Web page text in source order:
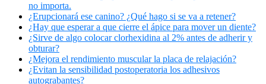
no importa.
¿Erupcionará ese canino? ¿Qué hago si se va a retener?
¿Hay que esperar a que cierre el ápice para mover un diente?
¿Sirve de algo colocar clorhexidina al 2% antes de adherir y
obturar?
¿Mejora el rendimiento muscular la placa de relajación?
¿Evitan la sensibilidad postoperatoria los adhesivos
autograbantes?